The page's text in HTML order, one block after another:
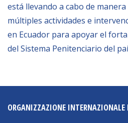
Vídeos
Audios
Biblioteca
Publicaciones
está llevando a cabo de
múltiples actividades e
en Ecuador para apoyar el
del Sistema Penitenciario del
ORGANIZZAZIONE